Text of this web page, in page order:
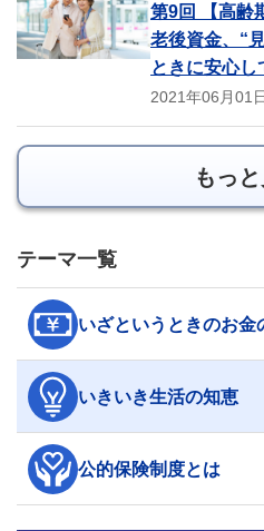
第9回 【高齢
老後資金、“
ときに安心し
2021年06月01
もっ
テーマ一覧
いざというときのお金
いきいき生活の知恵
公的保険制度とは